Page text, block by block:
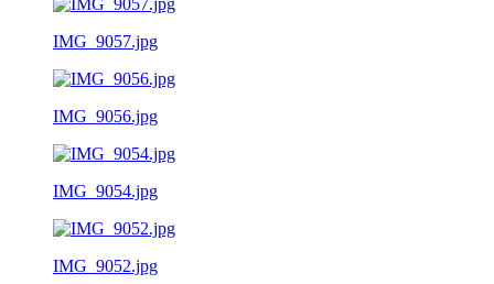
IMG_9057.jpg
IMG_9056.jpg
IMG_9054.jpg
IMG_9052.jpg